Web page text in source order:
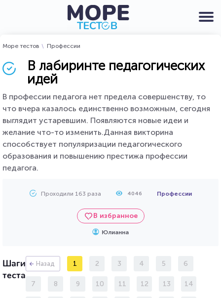
Море тестов Профессии
В лабиринте педагогических
идей
В профессии педагога нет предела совершенству, то
что вчера казалось единственно возможным, сегодня
выглядит устаревшим. Появляются новые идеи и
желание что-то изменить.Данная викторина
способствует популяризации педагогического
образования и повышению престижа профессии
педагога.
Проходили 163 раза 4046 Профессии
В избранное
Юлианна
Шаги
теста
Назад 1 2 3 4 5 6
7 8 9 10 11 12 13 14